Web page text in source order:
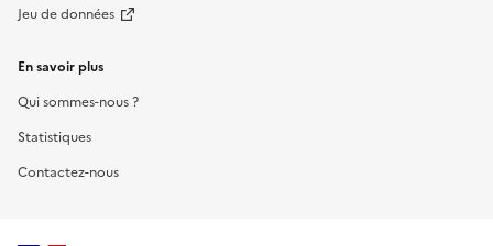
Jeu de données
En savoir plus
Qui sommes-nous ?
Statistiques
Contactez-nous